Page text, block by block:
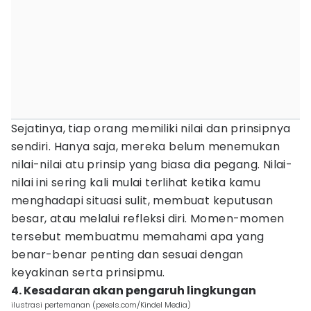
Sejatinya, tiap orang memiliki nilai dan prinsipnya
sendiri. Hanya saja, mereka belum menemukan
nilai-nilai atu prinsip yang biasa dia pegang. Nilai-
nilai ini sering kali mulai terlihat ketika kamu
menghadapi situasi sulit, membuat keputusan
besar, atau melalui refleksi diri. Momen-momen
tersebut membuatmu memahami apa yang
benar-benar penting dan sesuai dengan
keyakinan serta prinsipmu.
4. Kesadaran akan pengaruh lingkungan
ilustrasi pertemanan (pexels.com/Kindel Media)